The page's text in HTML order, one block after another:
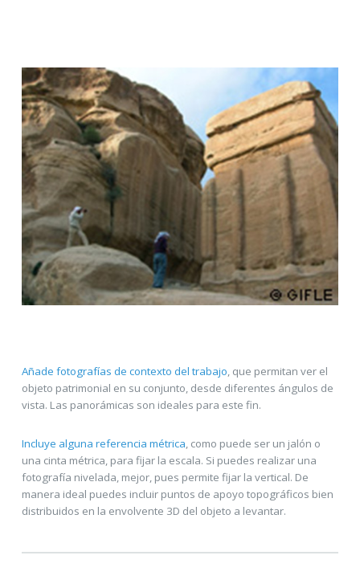
Añade fotografías de contexto del trabajo, que permitan ver el
objeto patrimonial en su conjunto, desde diferentes ángulos de
vista. Las panorámicas son ideales para este fin.
Incluye alguna referencia métrica, como puede ser un jalón o
una cinta métrica, para fijar la escala. Si puedes realizar una
fotografía nivelada, mejor, pues permite fijar la vertical. De
manera ideal puedes incluir puntos de apoyo topográficos bien
distribuidos en la envolvente 3D del objeto a levantar.